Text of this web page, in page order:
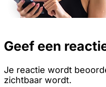
Geef een
Je reactie wordt
zichtbaar wordt.